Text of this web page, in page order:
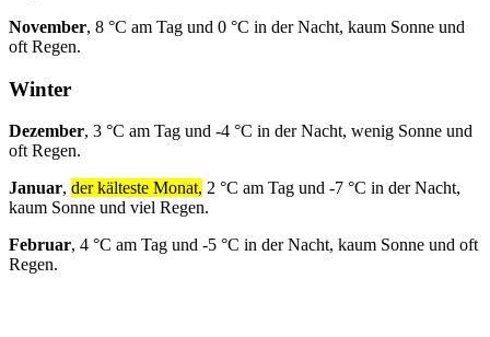
November, 8 °C am Tag und 0 °C in der Nacht, kaum Sonne und
oft Regen.
Winter
Dezember, 3 °C am Tag und -4 °C in der Nacht, wenig Sonne und
oft Regen.
Januar, der kälteste Monat, 2 °C am Tag und -7 °C in der Nacht,
kaum Sonne und viel Regen.
Februar, 4 °C am Tag und -5 °C in der Nacht, kaum Sonne und oft
Regen.